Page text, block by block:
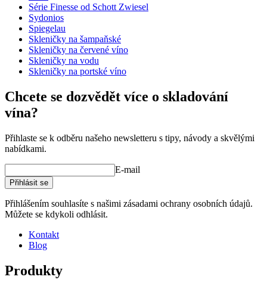
Zjistěte více o správné péči o vaše sklenice na víno
Kapacita (cl)36.3
Série Finesse od Schott Zwiesel
Sydonios
Spiegelau
Skleničky na šampaňské
Skleničky na červené víno
Skleničky na vodu
Skleničky na portské víno
Chcete se dozvědět více o skladování
vína?
Přihlaste se k odběru našeho newsletteru s tipy, návody a skvělými
nabídkami.
E-mail
Přihlásit se
Přihlášením souhlasíte s našimi zásadami ochrany osobních údajů.
Můžete se kdykoli odhlásit.
Kontakt
Blog
Produkty